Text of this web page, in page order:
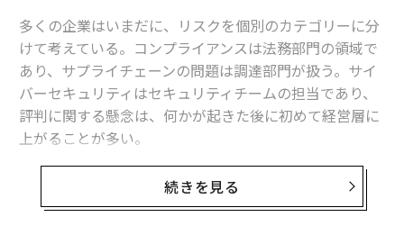
多くの企業はいまだに、リスクを個別のカテゴリーに分
けて考えている。コンプライアンスは法務部門の領域で
あり、サプライチェーンの問題は調達部門が扱う。サイ
バーセキュリティはセキュリティチームの担当であり、
評判に関する懸念は、何かが起きた後に初めて経営層に
上がることが多い。
しかし現実には、ビジネスはそのようには動いていな
い。所有構造、サプライヤー、物流ネットワーク、金融
続きを見る